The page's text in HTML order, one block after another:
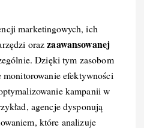
marketingowych, ich
orazzaawansowanej
Dzięki tym zasobom
monitorowanie efektywności
kampanii w
agencje dysponują
które analizuje